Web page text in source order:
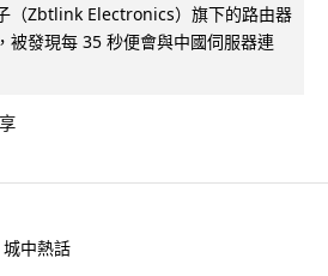
（Zbtlink Electronics）旗下的路由器
被發現每 35 秒便會與中國伺服器連
城中熱話